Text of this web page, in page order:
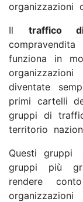
organizzazioni
Il traffico
funziona in
diventate
primi cartelli
gruppi di
territorio
Questi gruppi
gruppi più
rendere